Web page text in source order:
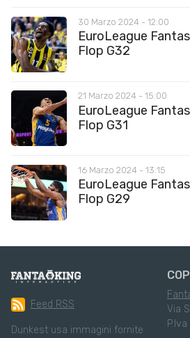
30 Marzo 2024 - 12:00
EuroLeague
Flop G32
21 Marzo 2024 - 15:00
EuroLeague
Flop G31
16 Marzo 2024 - 13:15
EuroLeague
Flop G29
Feed RSS
Dunkest usa immagini fornite
Via